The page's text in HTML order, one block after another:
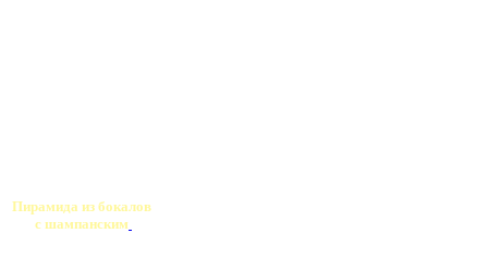
Пирамида из бокалов
с шампанским